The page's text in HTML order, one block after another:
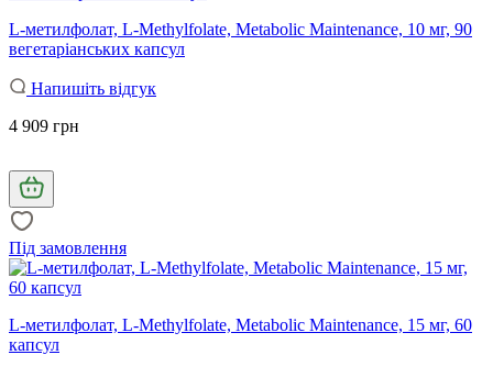
L-метилфолат, L-Methylfolate, Metabolic Maintenance, 10 мг, 90
вегетаріанських капсул
Напишіть відгук
4 909 грн
Під замовлення
L-метилфолат, L-Methylfolate, Metabolic Maintenance, 15 мг, 60
капсул